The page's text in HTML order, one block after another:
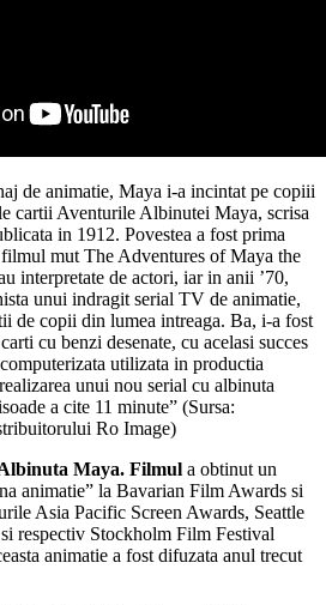
de animatie, Maya i-a incintat pe copiii
cartii Aventurile Albinutei Maya, scrisa
in 1912. Povestea a fost prima
mut The Adventures of Maya the
interpretate de actori, iar in anii ’70,
unui indragit serial TV de animatie,
de copii din lumea intreaga. Ba, i-a fost
cu benzi desenate, cu acelasi succes
utilizata in productia
unui nou serial cu albinuta
a cite 11 minute” (Sursa:
Ro Image)
Maya. Filmul a obtinut un
animatie” la Bavarian Film Awards si
Asia Pacific Screen Awards, Seattle
respectiv Stockholm Film Festival
animatie a fost difuzata anul trecut